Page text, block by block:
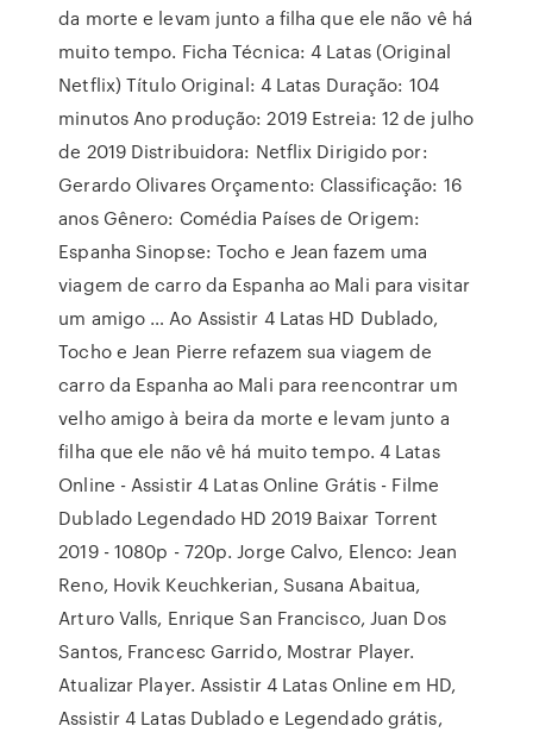
da morte e levam junto a filha que ele não vê há
muito tempo. Ficha Técnica: 4 Latas (Original
Netflix) Título Original: 4 Latas Duração: 104
minutos Ano produção: 2019 Estreia: 12 de julho
de 2019 Distribuidora: Netflix Dirigido por:
Gerardo Olivares Orçamento: Classificação: 16
anos Gênero: Comédia Países de Origem:
Espanha Sinopse: Tocho e Jean fazem uma
viagem de carro da Espanha ao Mali para visitar
um amigo … Ao Assistir 4 Latas HD Dublado,
Tocho e Jean Pierre refazem sua viagem de
carro da Espanha ao Mali para reencontrar um
velho amigo à beira da morte e levam junto a
filha que ele não vê há muito tempo. 4 Latas
Online - Assistir 4 Latas Online Grátis - Filme
Dublado Legendado HD 2019 Baixar Torrent
2019 - 1080p - 720p. Jorge Calvo, Elenco: Jean
Reno, Hovik Keuchkerian, Susana Abaitua,
Arturo Valls, Enrique San Francisco, Juan Dos
Santos, Francesc Garrido, Mostrar Player.
Atualizar Player. Assistir 4 Latas Online em HD,
Assistir 4 Latas Dublado e Legendado grátis,